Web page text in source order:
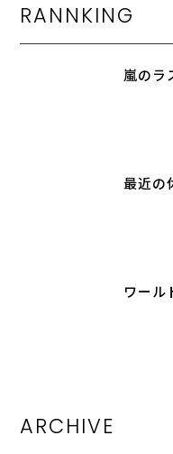
RANNKING
嵐のラ
最近の
ワール
ARCHIVE